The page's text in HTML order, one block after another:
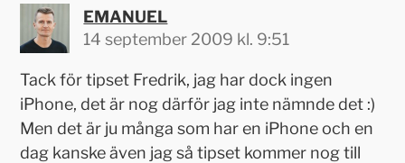
EMANUEL
14 september 2009 kl. 9:51
Tack för tipset Fredrik, jag har dock ingen
iPhone, det är nog därför jag inte nämnde det :)
Men det är ju många som har en iPhone och en
dag kanske även jag så tipset kommer nog till